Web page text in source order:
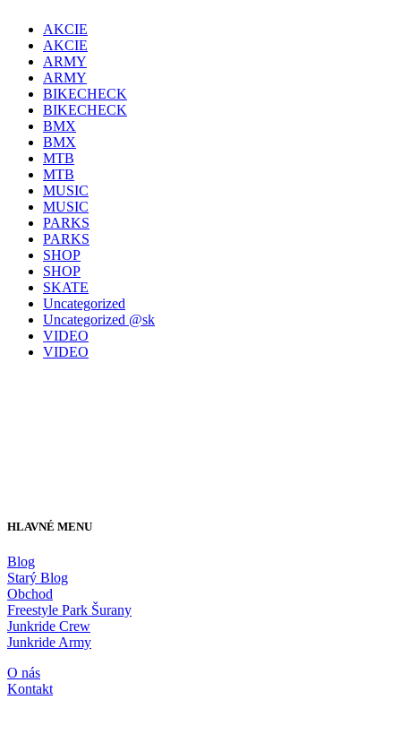
AKCIE
AKCIE
ARMY
ARMY
BIKECHECK
BIKECHECK
BMX
BMX
MTB
MTB
MUSIC
MUSIC
PARKS
PARKS
SHOP
SHOP
SKATE
Uncategorized
Uncategorized @sk
VIDEO
VIDEO
HLAVNÉ MENU
Blog
Starý Blog
Obchod
Freestyle Park Šurany
Junkride Crew
Junkride Army
O nás
Kontakt